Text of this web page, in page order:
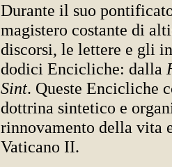
Durante il suo
magistero costante di
discorsi, le lettere e gli
dodici Encicliche: dalla
Sint. Queste Encicliche
dottrina sintetico e
rinnovamento della vita
Vaticano II.